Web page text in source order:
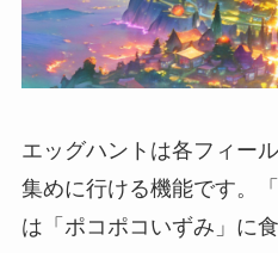
エッグハントは各フィー
集めに行ける機能です。
は「ポコポコいずみ」に